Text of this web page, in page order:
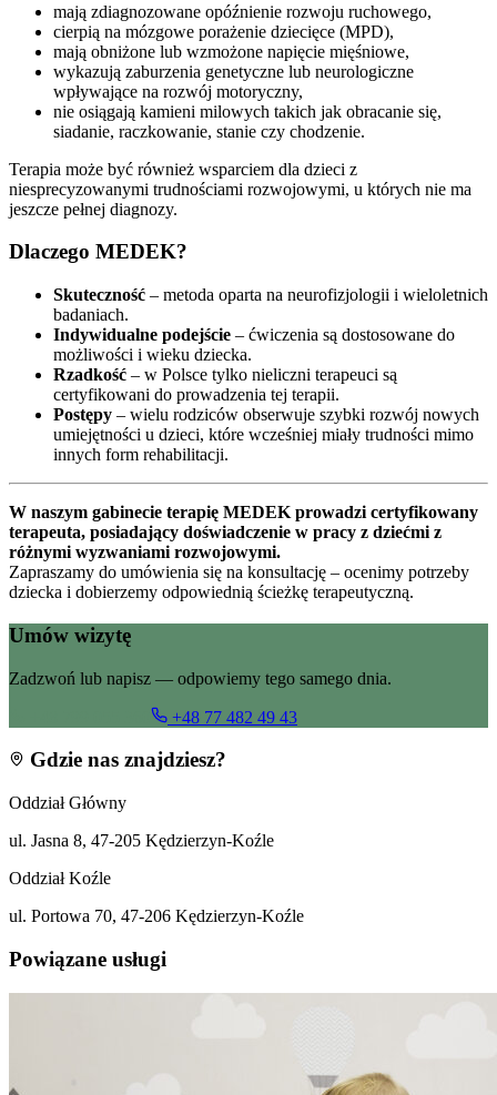
mają zdiagnozowane opóźnienie rozwoju ruchowego,
cierpią na mózgowe porażenie dziecięce (MPD),
mają obniżone lub wzmożone napięcie mięśniowe,
wykazują zaburzenia genetyczne lub neurologiczne
wpływające na rozwój motoryczny,
nie osiągają kamieni milowych takich jak obracanie się,
siadanie, raczkowanie, stanie czy chodzenie.
Terapia może być również wsparciem dla dzieci z
niesprecyzowanymi trudnościami rozwojowymi, u których nie ma
jeszcze pełnej diagnozy.
Dlaczego MEDEK?
Skuteczność – metoda oparta na neurofizjologii i wieloletnich
badaniach.
Indywidualne podejście – ćwiczenia są dostosowane do
możliwości i wieku dziecka.
Rzadkość – w Polsce tylko nieliczni terapeuci są
certyfikowani do prowadzenia tej terapii.
Postępy – wielu rodziców obserwuje szybki rozwój nowych
umiejętności u dzieci, które wcześniej miały trudności mimo
innych form rehabilitacji.
W naszym gabinecie terapię MEDEK prowadzi certyfikowany
terapeuta, posiadający doświadczenie w pracy z dziećmi z
różnymi wyzwaniami rozwojowymi.
Zapraszamy do umówienia się na konsultację – ocenimy potrzeby
dziecka i dobierzemy odpowiednią ścieżkę terapeutyczną.
Umów wizytę
Zadzwoń lub napisz — odpowiemy tego samego dnia.
+48 77 482 49 43
Gdzie nas znajdziesz?
Oddział Główny
ul. Jasna 8, 47-205 Kędzierzyn-Koźle
Oddział Koźle
ul. Portowa 70, 47-206 Kędzierzyn-Koźle
Powiązane usługi